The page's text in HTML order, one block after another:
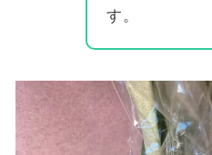
す。